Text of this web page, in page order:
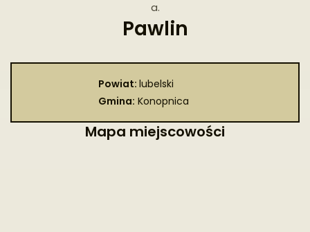
a.
Pawlin
Powiat:lubelski
Gmina: Konopnica
Mapa miejscowości